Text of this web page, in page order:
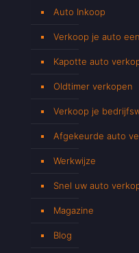
Auto Inkoop
Verkoop je auto
Kapotte auto
Oldtimer verkopen
Verkoop je
Afgekeurde auto
Werkwijze
Snel uw auto
Magazine
Blog